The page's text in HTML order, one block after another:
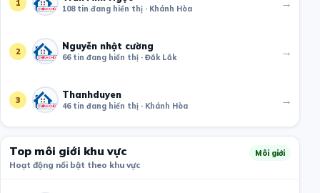
1
108 tin đang hiển thị · Khánh Hòa
2 Nguyễn nhật cường
66 tin đang hiển thị · Đắk Lắk →
3 Thanhduyen
46 tin đang hiển thị · Khánh Hòa →
Top môi giới khu vực
Hoạt động nổi bật theo khu vực
Môi giới